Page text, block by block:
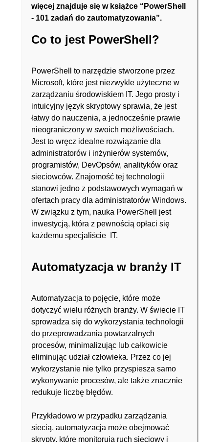
więcej znajduje się w książce “PowerShell
- 101 zadań do zautomatyzowania”.
Co to jest PowerShell?
PowerShell to narzędzie stworzone przez
Microsoft, które jest niezwykle użyteczne w
zarządzaniu środowiskiem IT. Jego prosty i
intuicyjny język skryptowy sprawia, że jest
łatwy do nauczenia, a jednocześnie prawie
nieograniczony w swoich możliwościach.
Jest to wręcz idealne rozwiązanie dla
administratorów i inżynierów systemów,
programistów, DevOpsów, analityków oraz
sieciowców. Znajomość tej technologii
stanowi jedno z podstawowych wymagań w
ofertach pracy dla administratorów Windows.
W związku z tym, nauka PowerShell jest
inwestycją, która z pewnością opłaci się
każdemu specjaliście IT.
Automatyzacja w branży IT
Automatyzacja to pojęcie, które może
dotyczyć wielu różnych branży. W świecie IT
sprowadza się do wykorzystania technologii
do przeprowadzania powtarzalnych
procesów, minimalizując lub całkowicie
eliminując udział człowieka. Przez co jej
wykorzystanie nie tylko przyspiesza samo
wykonywanie procesów, ale także znacznie
redukuje liczbę błędów.
Przykładowo w przypadku zarządzania
siecią, automatyzacja może obejmować
skrypty, które monitorują ruch sieciowy i